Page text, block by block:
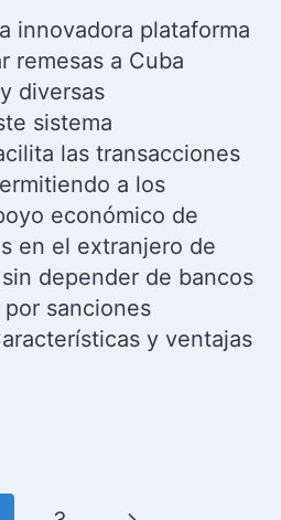
innovadora plataforma
remesas a Cuba
diversas
sistema
las transacciones
a los
económico de
en el extranjero de
depender de bancos
sanciones
y ventajas